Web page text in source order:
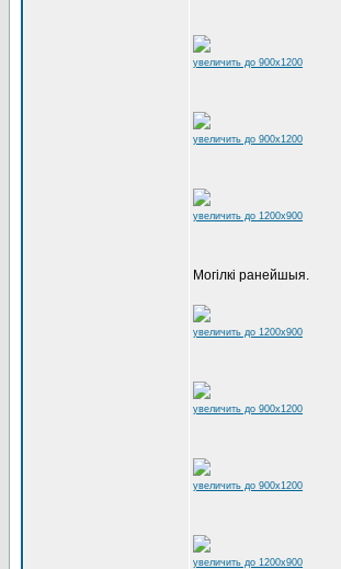
увеличить до 900x1200
увеличить до 900x1200
увеличить до 1200x900
Могілкі ранейшыя.
увеличить до 1200x900
увеличить до 900x1200
увеличить до 900x1200
увеличить до 1200x900